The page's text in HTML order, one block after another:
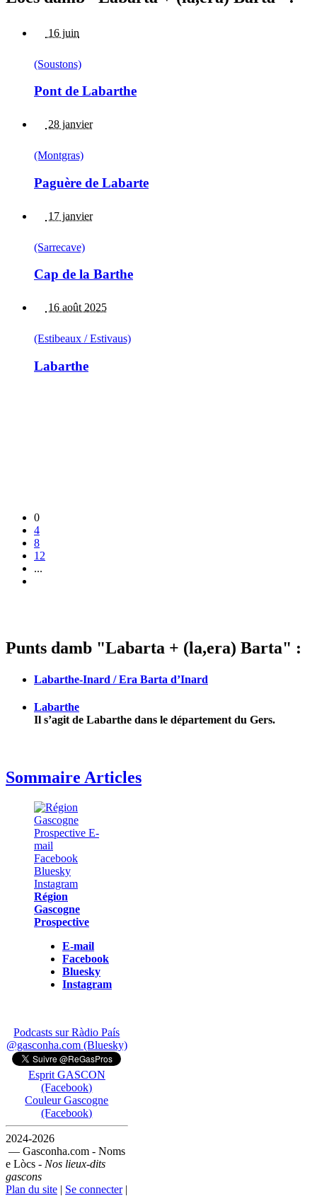
16 juin
(Soustons)
Pont de Labarthe
28 janvier
(Montgras)
Paguère de Labarte
17 janvier
(Sarrecave)
Cap de la Barthe
16 août 2025
(Estibeaux / Estivaus)
Labarthe
0
4
8
12
...
Punts damb "Labarta + (la,era) Barta" :
Labarthe-Inard / Era Barta d’Inard
Labarthe
Il s’agit de Labarthe dans le département du Gers.
Sommaire Articles
Région
Gascogne
Prospective
E-mail
Facebook
Bluesky
Instagram
Podcasts sur Ràdio País
@gasconha.com (Bluesky)
Esprit GASCON
(Facebook)
Couleur Gascogne
(Facebook)
2024-2026
— Gasconha.com - Noms
e Lòcs - Nos lieux-dits
gascons
Plan du site | Se connecter|